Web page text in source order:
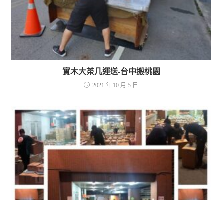
實木大茶几運送-台中搬桃園
2021 年 10 月 5 日